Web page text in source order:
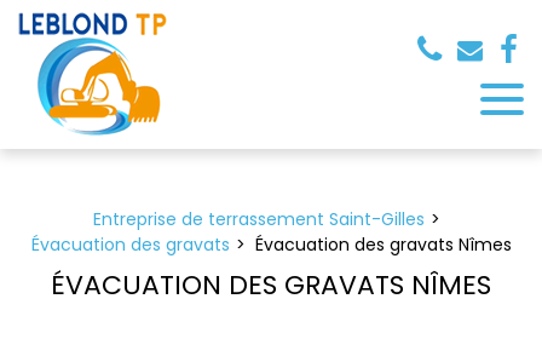
Entreprise de terrassement Saint-Gilles
Évacuation des gravats
Évacuation des gravats Nîmes
ÉVACUATION DES GRAVATS NÎMES
Panneau de gestion des cookies